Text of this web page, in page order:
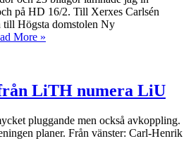
på HD 16/2. Till Xerxes Carlsén
till Högsta domstolen Ny
More »
LiTH numera LiU
pluggande men också avkoppling.
planer. Från vänster: Carl-Henrik